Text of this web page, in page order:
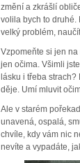
změní a zkrášlí
volila bych to druhé.
velký problém,
Vzpomeňte si jen
jen očima. Všimli
lásku i třeba
děje. Umí mluvit
Ale v starém
unavená, ospalá,
chvíle, kdy vám nic
nevíte a vypadáte,